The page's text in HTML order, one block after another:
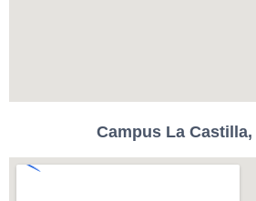
Campus La Castilla,